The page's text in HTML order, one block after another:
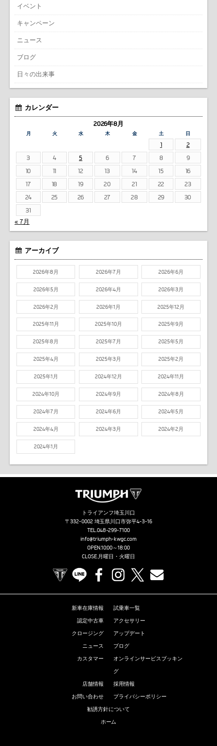
イベント
キャンペーン
ニュース
ブログ
日々の出来事
カレンダー
2026年8月
月 火 水 木 金 土 日
1
2
3
4 5 6 7 8
9
10
11 12 13 14 15
16
17
18 19 20 21 22
23
24
25 26 27 28 29
30
31
« 7月
アーカイブ
2026年8月 2026年7月 2026年6月
2026年5月 2026年4月 2026年3月
2026年2月 2026年1月 2025年12月
2025年11月 2025年10月 2025年9月
2025年8月 2025年7月 2025年5月
2025年4月 2025年3月 2025年2月
2025年1月 2024年12月 2024年11月
2024年10月 2024年9月 2024年8月
2024年7月 2024年6月 2024年5月
2024年4月 2024年3月 2024年2月
2024年1月
トライアンフ埼玉川口
〒332-0002 埼玉県川口市弥平4-3-16
TEL.048-299-7100
info@triumph-kwgc.com
OPEN.10:00～18:00
CLOSE.月曜日・火曜日
TRIUMPH OFFICIAL SITE
LINE FacebookInstagram
新車在庫情報
試乗車一覧
認定中古車
アクセサリー
クロージング
アップデート
ニュース
ブログ
カスタマー
オンラインサービスブッキン
グ
店舗情報
採用情報
お問い合わせ
プライバシーポリシー
勧誘方針について
ホーム